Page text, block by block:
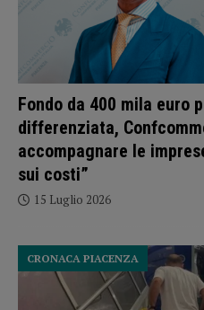
Fondo da 400 mila euro
differenziata,
accompagnare le
sui costi”
15 Luglio 2026
CRONACA PIACENZA